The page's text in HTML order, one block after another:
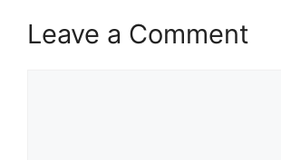
Leave a Comment